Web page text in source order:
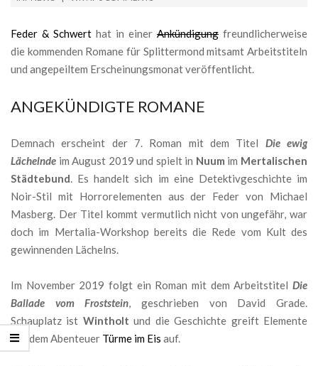
20
Feder & Schwert hat in einer Ankündigung freundlicherweise
die kommenden Romane für Splittermond mitsamt Arbeitstiteln
und angepeiltem Erscheinungsmonat veröffentlicht.
ANGEKÜNDIGTE ROMANE
Demnach erscheint der 7. Roman mit dem Titel Die ewig
Lächelnde im August 2019 und spielt in Nuum im Mertalischen
Städtebund. Es handelt sich im eine Detektivgeschichte im
Noir-Stil mit Horrorelementen aus der Feder von Michael
Masberg. Der Titel kommt vermutlich nicht von ungefähr, war
doch im Mertalia-Workshop bereits die Rede vom Kult des
gewinnenden Lächelns.
Im November 2019 folgt ein Roman mit dem Arbeitstitel Die
Ballade vom Froststein, geschrieben von David Grade.
Schauplatz ist Wintholt und die Geschichte greift Elemente
aus dem Abenteuer Türme im Eis auf.